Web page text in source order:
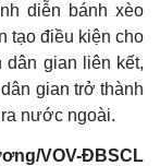
diễn bánh xèo
tạo điều kiện cho
dân gian liên kết,
gian trở thành
nước ngoài.
VOV-ĐBSCL